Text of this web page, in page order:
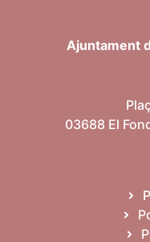
Ajuntament
03688 El